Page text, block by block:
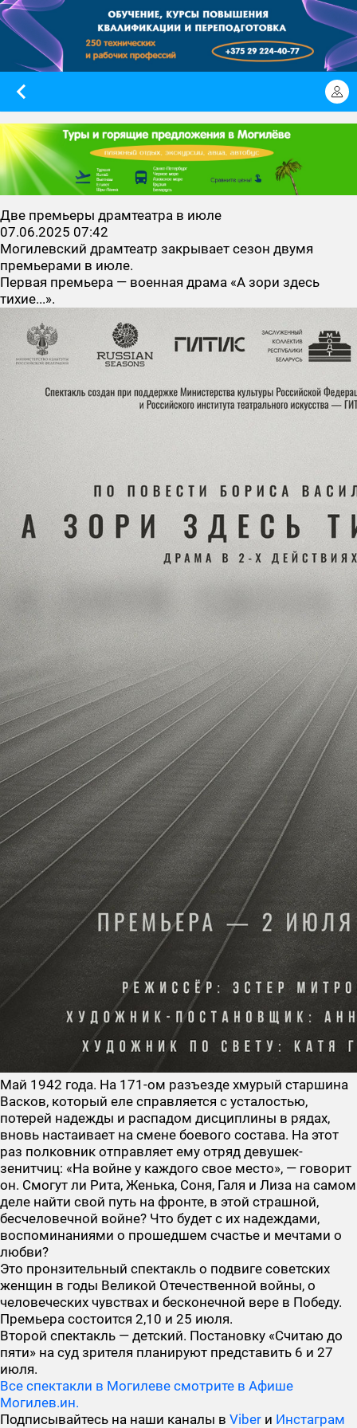
Две премьеры драмтеатра в июле
07.06.2025 07:42
Могилевский драмтеатр закрывает сезон двумя
премьерами в июле.
Первая премьера — военная драма «А зори здесь
тихие...».
Май 1942 года. На 171-ом разъезде хмурый старшина
Васков, который еле справляется с усталостью,
потерей надежды и распадом дисциплины в рядах,
вновь настаивает на смене боевого состава. На этот
раз полковник отправляет ему отряд девушек-
зенитчиц: «На войне у каждого свое место», — говорит
он. Смогут ли Рита, Женька, Соня, Галя и Лиза на самом
деле найти свой путь на фронте, в этой страшной,
бесчеловечной войне? Что будет с их надеждами,
воспоминаниями о прошедшем счастье и мечтами о
любви?
Это пронзительный спектакль о подвиге советских
женщин в годы Великой Отечественной войны, о
человеческих чувствах и бесконечной вере в Победу.
Премьера состоится 2,10 и 25 июля.
Второй спектакль — детский. Постановку «Считаю до
пяти» на суд зрителя планируют представить 6 и 27
июля.
Все спектакли в Могилеве смотрите в Афише
Могилев.ин.
Подписывайтесь на наши каналы в Viber и Инстаграм